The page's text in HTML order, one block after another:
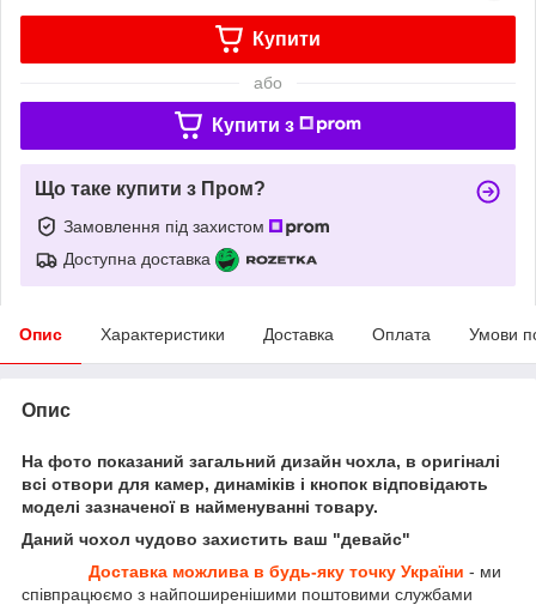
Купити
або
Купити з
Що таке купити з Пром?
Замовлення під захистом
Доступна доставка
Опис Характеристики Доставка Оплата Умови
Опис
На фото показаний загальний дизайн чохла, в оригіналі
всі отвори для камер, динаміків і кнопок відповідають
моделі зазначеної в найменуванні товару.
Даний чохол чудово захистить ваш "девайс"
Доставка можлива в будь-яку точку України - ми
співпрацюємо з найпоширенішими поштовими службами